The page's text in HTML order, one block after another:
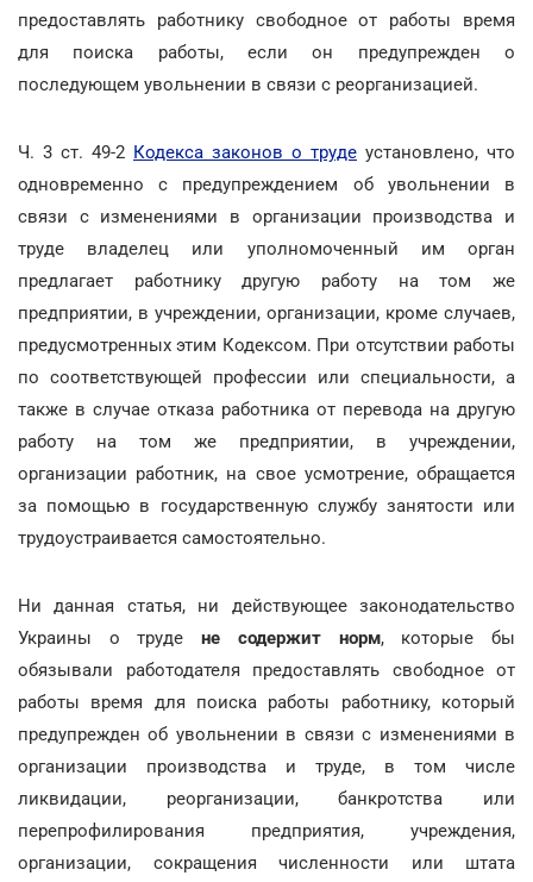
предоставлять работнику свободное от работы время
для поиска работы, если он предупрежден о
последующем увольнении в связи с реорганизацией.
Ч. 3 ст. 49-2 Кодекса законов о труде установлено, что
одновременно с предупреждением об увольнении в
связи с изменениями в организации производства и
труде владелец или уполномоченный им орган
предлагает работнику другую работу на том же
предприятии, в учреждении, организации, кроме случаев,
предусмотренных этим Кодексом. При отсутствии работы
по соответствующей профессии или специальности, а
также в случае отказа работника от перевода на другую
работу на том же предприятии, в учреждении,
организации работник, на свое усмотрение, обращается
за помощью в государственную службу занятости или
трудоустраивается самостоятельно.
Ни данная статья, ни действующее законодательство
Украины о трудене содержит норм, которые бы
обязывали работодателя предоставлять свободное от
работы время для поиска работы работнику, который
предупрежден об увольнении в связи с изменениями в
организации производства и труде, в том числе
ликвидации, реорганизации, банкротства или
перепрофилирования предприятия, учреждения,
организации, сокращения численности или штата